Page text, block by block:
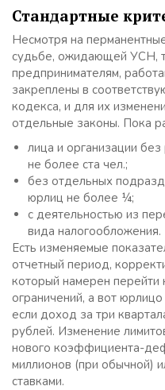
Стандартные
Несмотря на
судьбе, ожидающей УСН,
предпринимателям,
закреплены в
кодекса, и для их
отдельные законы. Пока
лица и организации
не более ста чел.;
без отдельных
юрлиц не более ¼;
с деятельностью из
вида налогообложения.
Есть изменяемые
отчетный период,
который намерен перейти
ограничений, а вот
если доход за три
рублей. Изменение
нового коэффициента-
миллионов (при обычной)
ставками.